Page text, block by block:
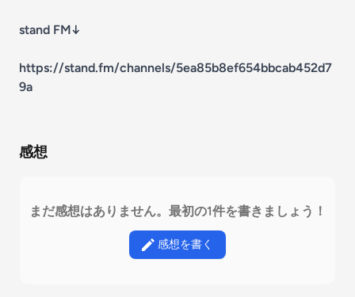
stand FM↓
https://stand.fm/channels/5ea85b8ef654bbcab452d7
9a
感想
まだ感想はありません。最初の1件を書きましょう！
感想を書く